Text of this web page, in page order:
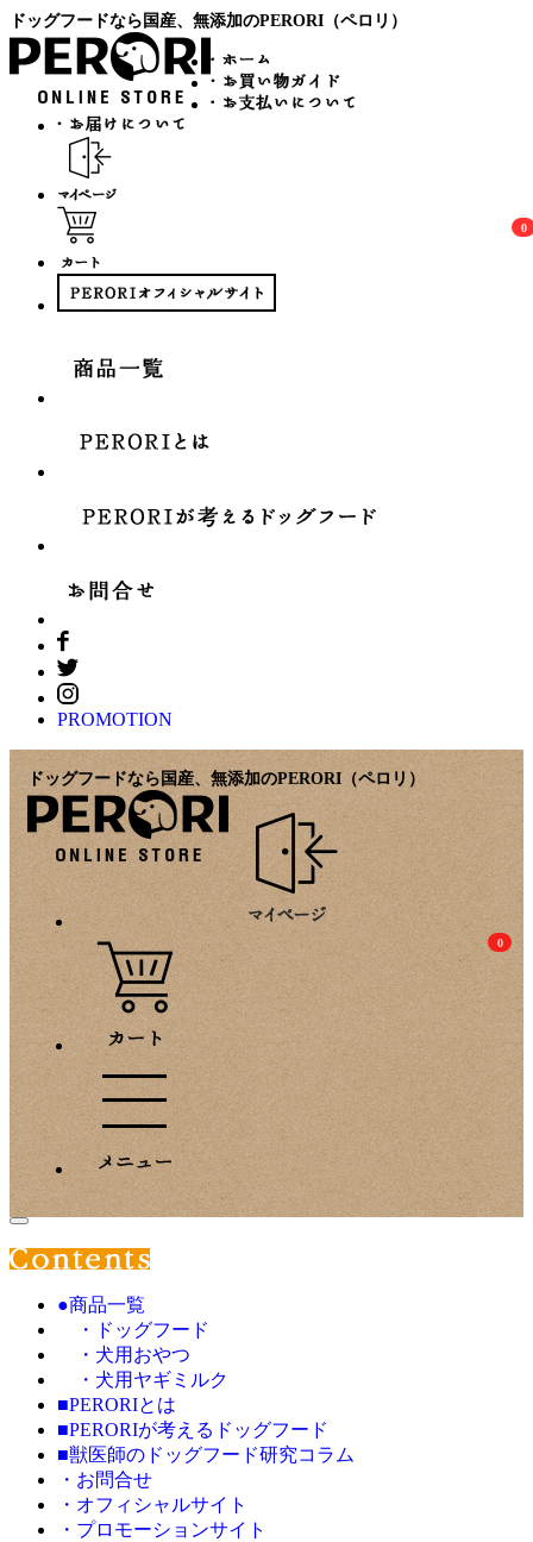
ドッグフードなら国産、無添加のPERORI（ペロリ）
0
PROMOTION
ドッグフードなら国産、無添加のPERORI（ペロリ）
0
●商品一覧
・ドッグフード
・犬用おやつ
・犬用ヤギミルク
■PERORIとは
■PERORIが考えるドッグフード
■獣医師のドッグフード研究コラム
・お問合せ
・オフィシャルサイト
・プロモーションサイト